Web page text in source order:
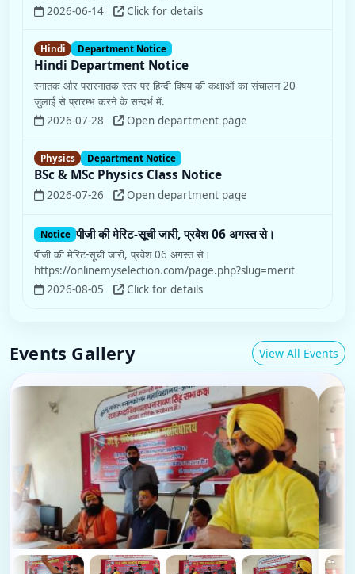
2026-06-14
Click for details
Hindi Department Notice
Hindi Department Notice
स्नातक और परास्नातक स्तर पर हिन्दी विषय की कक्षाओं का संचालन 20
जुलाई से प्रारम्भ करने के सन्दर्भ में.
2026-07-28
Open department page
Physics Department Notice
BSc & MSc Physics Class Notice
2026-07-26 Open department page
Notice पीजी की मेरिट-सूची जारी, प्रवेश 06 अगस्त से।
पीजी की मेरिट-सूची जारी, प्रवेश 06 अगस्त से।
https://onlinemyselection.com/page.php?slug=merit
2026-08-05
Click for details
Events Gallery View All Events